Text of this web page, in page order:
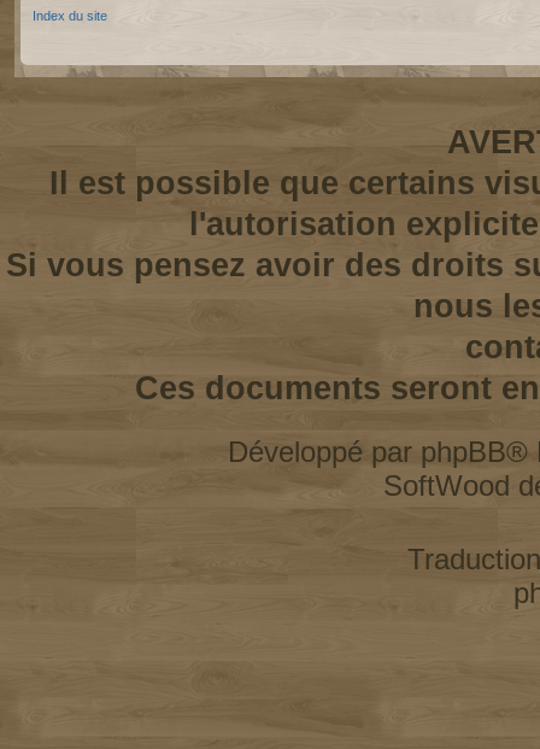
Index du site
Il est possible que certains
l'autorisation
Si vous pensez avoir des droits
nous
Ces documents seront
Développé par phpBB®
SoftWood